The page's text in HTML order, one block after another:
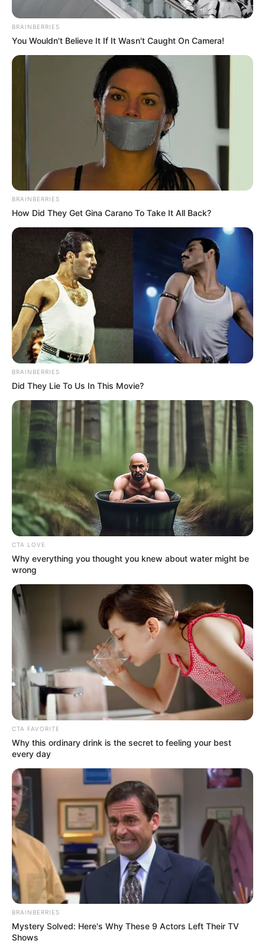
Posted
in
Friss hírek
“Bruce itt hagyott minket”: Demi
Moore könnyeit nyeldesve most
közölte a tragikus hírt
September 1, 2025
BRAINBERRIES
You Wouldn't Believe It If It Wasn't Caught On Camera!
BRAINBERRIES
How Did They Get Gina Carano To Take It All Back?
BRAINBERRIES
Did They Lie To Us In This Movie?
CTA LOVE
Why everything you thought you knew about water might be
wrong
CTA FAVORITE
Why this ordinary drink is the secret to feeling your best
every day
BRAINBERRIES
Mystery Solved: Here's Why These 9 Actors Left Their TV
Shows